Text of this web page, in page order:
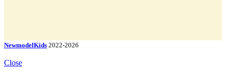
NewmodelKids 2022-2026
Close